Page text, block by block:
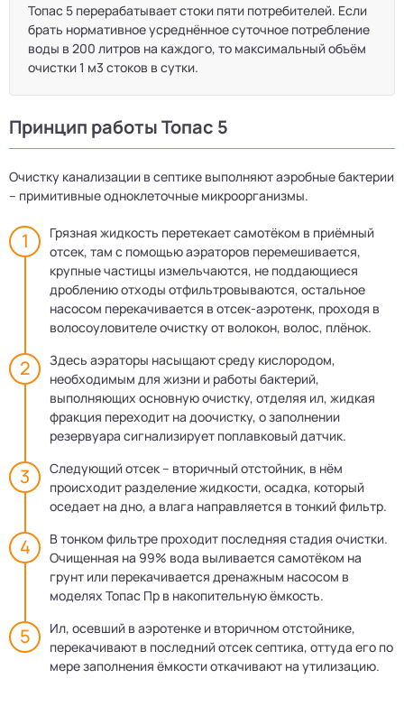
Топас 5 перерабатывает стоки пяти потребителей. Если
брать нормативное усреднённое суточное потребление
воды в 200 литров на каждого, то максимальный объём
очистки 1 м3 стоков в сутки.
Принцип работы Топас 5
Очистку канализации в септике выполняют аэробные бактерии
– примитивные одноклеточные микроорганизмы.
Грязная жидкость перетекает самотёком в приёмный
отсек, там с помощью аэраторов перемешивается,
крупные частицы измельчаются, не поддающиеся
дроблению отходы отфильтровываются, остальное
насосом перекачивается в отсек-аэротенк, проходя в
волосоуловителе очистку от волокон, волос, плёнок.
Здесь аэраторы насыщают среду кислородом,
необходимым для жизни и работы бактерий,
выполняющих основную очистку, отделяя ил, жидкая
фракция переходит на доочистку, о заполнении
резервуара сигнализирует поплавковый датчик.
Следующий отсек – вторичный отстойник, в нём
происходит разделение жидкости, осадка, который
оседает на дно, а влага направляется в тонкий фильтр.
В тонком фильтре проходит последняя стадия очистки.
Очищенная на 99% вода выливается самотёком на
грунт или перекачивается дренажным насосом в
моделях Топас Пр в накопительную ёмкость.
Ил, осевший в аэротенке и вторичном отстойнике,
перекачивают в последний отсек септика, оттуда его по
мере заполнения ёмкости откачивают на утилизацию.